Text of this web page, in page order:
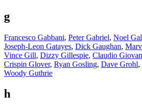
g
Francesco Gabbani, Peter Gabriel, Noel
Joseph-Leon Gatayes, Dick Gaughan,
Vince Gill, Dizzy Gillespie, Claudio
Crispin Glover, Ryan Gosling, Dave Grohl,
Woody Guthrie
h